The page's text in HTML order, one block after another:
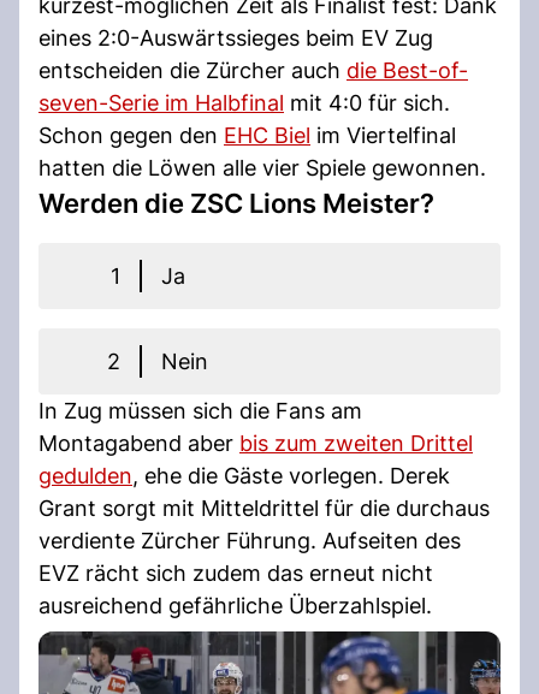
kürzest-möglichen Zeit als Finalist fest: Dank
eines 2:0-Auswärtssieges beim EV Zug
entscheiden die Zürcher auch die Best-of-
seven-Serie im Halbfinal mit 4:0 für sich.
Schon gegen den EHC Biel im Viertelfinal
hatten die Löwen alle vier Spiele gewonnen.
Werden die ZSC Lions Meister?
1 Ja
2
Nein
In Zug müssen sich die Fans am
Montagabend aber bis zum zweiten Drittel
gedulden, ehe die Gäste vorlegen. Derek
Grant sorgt mit Mitteldrittel für die durchaus
verdiente Zürcher Führung. Aufseiten des
EVZ rächt sich zudem das erneut nicht
ausreichend gefährliche Überzahlspiel.